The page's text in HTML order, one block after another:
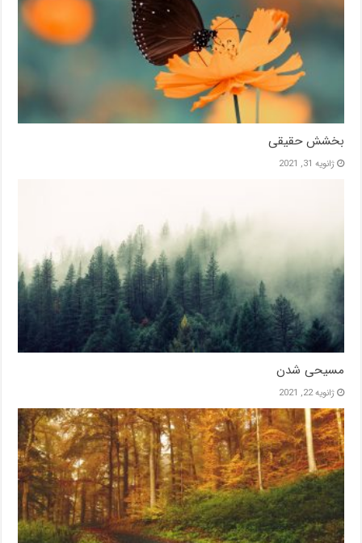
بخشش حقیقی
ژانویه 31, 2021
مسیحی شدن
ژانویه 22, 2021